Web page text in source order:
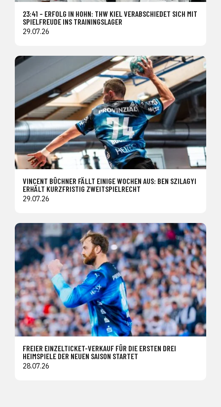
23:41 – ERFOLG IN HOHN: THW KIEL VERABSCHIEDET SICH MIT
SPIELFREUDE INS TRAININGSLAGER
29.07.26
VINCENT BÜCHNER FÄLLT EINIGE WOCHEN AUS: BEN SZILAGYI
ERHÄLT KURZFRISTIG ZWEITSPIELRECHT
29.07.26
FREIER EINZELTICKET-VERKAUF FÜR DIE ERSTEN DREI
HEIMSPIELE DER NEUEN SAISON STARTET
28.07.26